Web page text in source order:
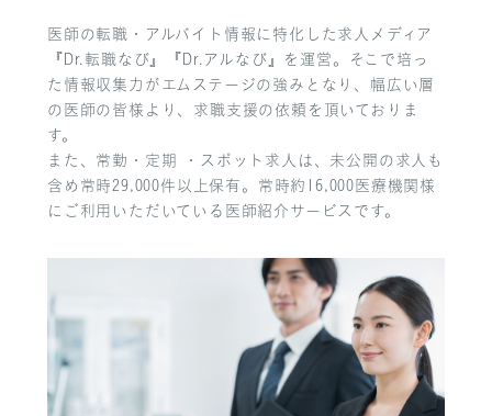
医師の転職・アルバイト情報に特化した求人メディア
『Dr.転職なび』『Dr.アルなび』を運営。そこで培っ
た情報収集力がエムステージの強みとなり、幅広い層
の医師の皆様より、求職支援の依頼を頂いておりま
す。
また、常勤・定期 ・スポット求人は、未公開の求人も
含め常時29,000件以上保有。常時約16,000医療機関様
にご利用いただいている医師紹介サービスです。